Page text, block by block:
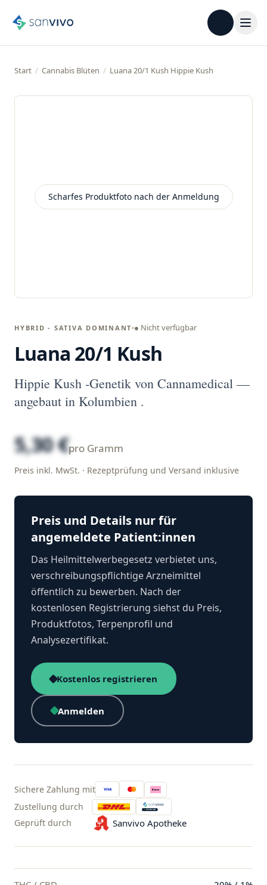
Start / Cannabis Blüten / Luana 20/1 Kush Hippie Kush
Scharfes Produktfoto nach der Anmeldung
HYBRID - SATIVA DOMINANT ● Nicht verfügbar
Luana 20/1 Kush
Hippie Kush -Genetik von Cannamedical —
angebaut in Kolumbien .
5,30 €pro Gramm
Preis inkl. MwSt. · Rezeptprüfung und Versand inklusive
Preis und Details nur für
angemeldete Patient:innen
Das Heilmittelwerbegesetz verbietet uns,
verschreibungspflichtige Arzneimittel
öffentlich zu bewerben. Nach der
kostenlosen Registrierung siehst du Preis,
Produktfotos, Terpenprofil und
Analysezertifikat.
Kostenlos registrieren
Anmelden
Sichere Zahlung mit
Zustellung durch
Geprüft durch
Sanvivo Apotheke